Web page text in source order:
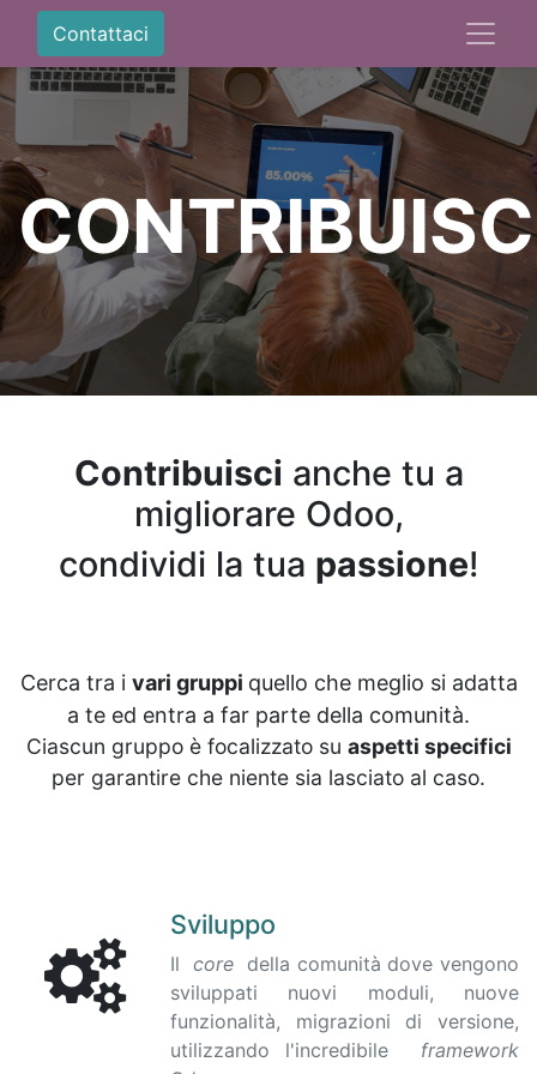
Contattaci
Contribuisci anche tu a
migliorare Odoo,
condividi la tua passione!
Cerca tra i vari gruppi quello che meglio si adatta
a te ed entra a far parte della comunità.
Ciascun gruppo è focalizzato su aspetti specifici
per garantire che niente sia lasciato al caso.
Sviluppo
Il core della comunità dove vengono
sviluppati nuovi moduli, nuove
funzionalità, migrazioni di versione,
utilizzando l'incredibile
framework